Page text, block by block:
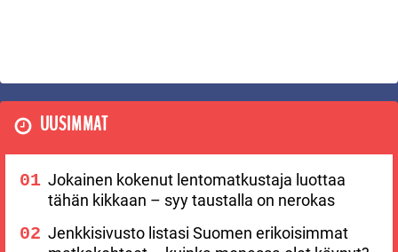
UUSIMMAT
Jokainen kokenut lentomatkustaja luottaa
tähän kikkaan – syy taustalla on nerokas
Jenkkisivusto listasi Suomen erikoisimmat